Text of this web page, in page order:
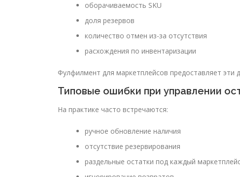
оборачиваемость SKU
доля резервов
количество отмен из-за отсутствия
расхождения по инвентаризации
Фулфилмент для маркетплейсов предоставляет эти
Типовые ошибки при управлении
На практике часто встречаются:
ручное обновление наличия
отсутствие резервирования
раздельные остатки под каждый